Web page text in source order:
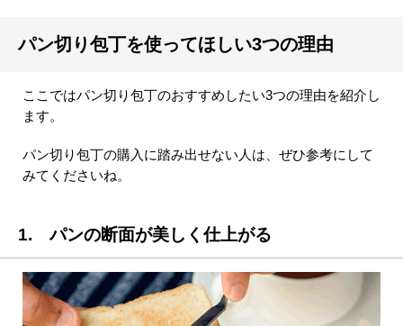
パン切り包丁を使ってほしい3つの理由
ここではパン切り包丁のおすすめしたい3つの理由を紹介し
ます。
パン切り包丁の購入に踏み出せない人は、ぜひ参考にして
みてくださいね。
1. パンの断面が美しく仕上がる